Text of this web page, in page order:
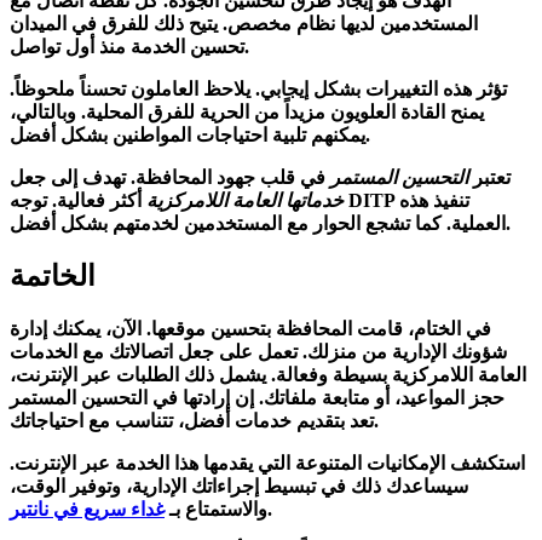
المستخدمين لديها نظام مخصص. يتيح ذلك للفرق في الميدان
تحسين الخدمة منذ أول تواصل.
تؤثر هذه التغييرات بشكل إيجابي. يلاحظ العاملون تحسناً ملحوظاً.
يمنح القادة العلويون مزيداً من الحرية للفرق المحلية. وبالتالي،
يمكنهم تلبية احتياجات المواطنين بشكل أفضل.
تعتبرالتحسين المستمر في قلب جهود المحافظة. تهدف إلى جعل
خدماتها العامة اللامركزية أكثر فعالية. توجه DITP تنفيذ هذه
العملية. كما تشجع الحوار مع المستخدمين لخدمتهم بشكل أفضل.
الخاتمة
في الختام، قامت المحافظة بتحسين موقعها. الآن، يمكنك إدارة
شؤونك الإدارية من منزلك. تعمل على جعل اتصالاتك مع الخدمات
العامة اللامركزية بسيطة وفعالة. يشمل ذلك الطلبات عبر الإنترنت،
حجز المواعيد، أو متابعة ملفاتك. إن إرادتها في التحسين المستمر
تعد بتقديم خدمات أفضل، تتناسب مع احتياجاتك.
استكشف الإمكانيات المتنوعة التي يقدمها هذا الخدمة عبر الإنترنت.
سيساعدك ذلك في تبسيط إجراءاتك الإدارية، وتوفير الوقت،
والاستمتاع بـغداء سريع في نانتير .